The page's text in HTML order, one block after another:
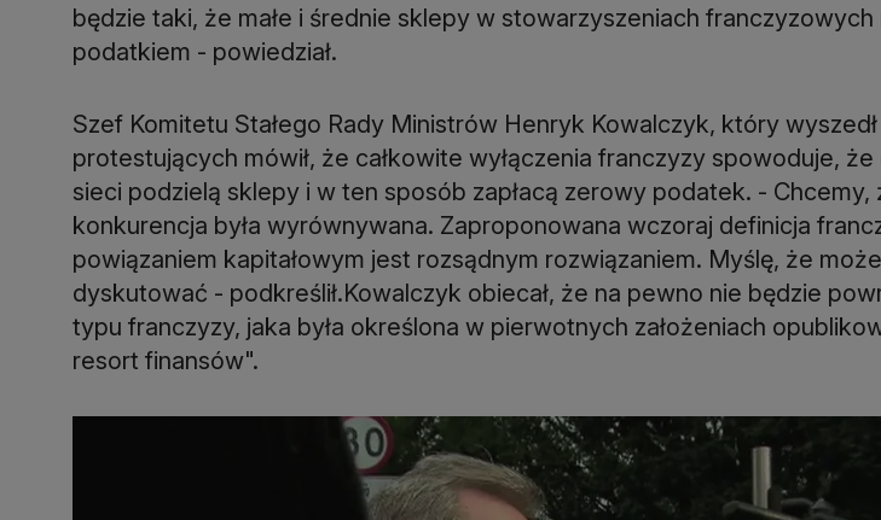
będzie taki, że małe i średnie sklepy w stowarzyszeniach
podatkiem - powiedział.
Szef Komitetu Stałego Rady Ministrów Henryk Kowalczyk, który
protestujących mówił, że całkowite wyłączenia franczyzy spowoduje,
sieci podzielą sklepy i w ten sposób zapłacą zerowy podatek. - Chcemy,
konkurencja była wyrównywana. Zaproponowana wczoraj definicja
powiązaniem kapitałowym jest rozsądnym rozwiązaniem. Myślę, że
dyskutować - podkreślił.Kowalczyk obiecał, że na pewno nie będzie
typu franczyzy, jaka była określona w pierwotnych założeniach
resort finansów".